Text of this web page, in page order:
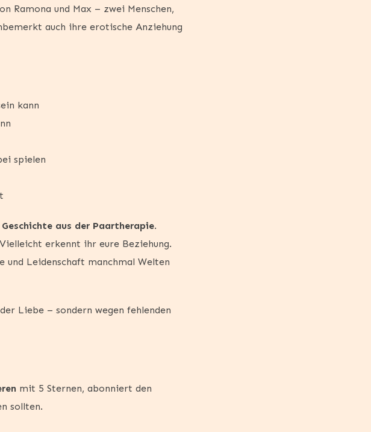
Ramona und Max – zwei Menschen,
auch ihre erotische Anziehung
kann
spielen
aus der Paartherapie.
erkennt ihr eure Beziehung.
Leidenschaft manchmal Welten
Liebe – sondern wegen fehlenden
mit 5 Sternen, abonniert den
sollten.